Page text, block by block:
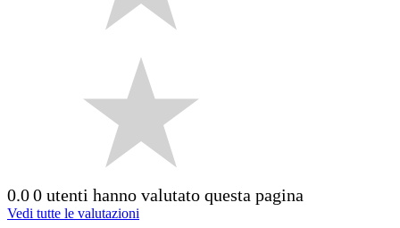
0.00 utenti hanno valutato questa pagina
Vedi tutte le valutazioni